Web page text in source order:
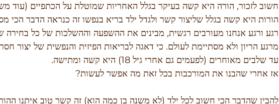
חשוב לזכור, הורה היא קשה בעיקר בגלל האחריות שמוטלת על הכתפיים (עוד
הורות היא קשה בגלל שליצור קשר ולגדל ילד בריא בנפשו זה כנראה הדבר הכי
רגע ורגע אנחנו מעורבים רגשית, מבינים את ההשפעה וההשלכות של כל בחירה
מרגע הריון ולא מסתיימת לעולם. כי דאגה לבריאות הפיזית והנפשית של יצור
עד שלבים מאוחרים (לפעמים גם אחרי גיל 18) היא קשה ומתישה.
אז אחרי שהבנו את המורכבות בכל זאת מה אפשר לעשות?
להבין שהדבר הכי חשוב לכל ילד (לא משנה בן כמה הוא) זה קשר טוב איתנו